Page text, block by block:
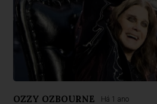
OZZY OZBOURNE Há 1 ano